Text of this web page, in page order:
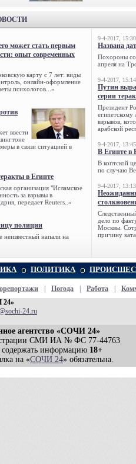
может стать первым
опыт современных
карту с 7 лет: виды
онлайн-оформление
психологов...»
ввести
в связи ситуацией в
в Египте
организация "Исламское
за взрывы в
передает Reuters..»
полиции
напали на
9-4-2017, 15:30
Названа
Похороны
апреля на
9-4-2017, 15:14
Путин
серии
Президент
египетскому
взрывов,
арабской
9-4-2017, 13:45
В Египте в
В коптской
по случаю
9-4-2017, 13:13
дело по
Москвы.
причину
ПОЛИТИКА
Погода Работа
24»
24.ru
агентство «СОЧИ 24»
СМИ ИА № ФС 77-44763
содержать информацию 18+
на «СОЧИ 24» обязательна.